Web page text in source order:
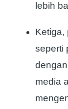
lebih
Ketiga,
seperti
media